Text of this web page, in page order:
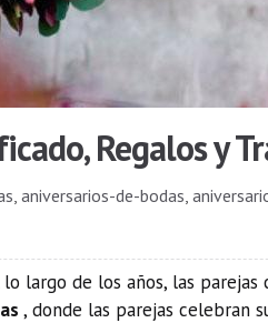
Regalos y
, aniversarios-de-bodas,
largo de los años, las parejas
, donde las parejas celebran